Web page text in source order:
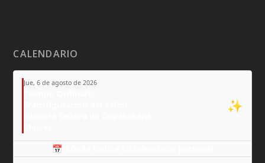
CALENDARIO
Jue, 6 de agosto de 2026
✨
📅 Añade todo a tu calendario personal